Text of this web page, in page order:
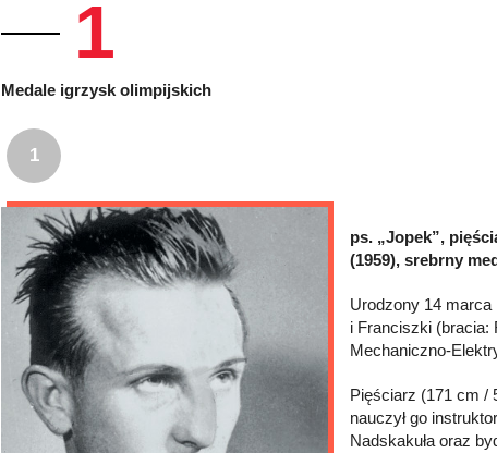
1
Medale igrzysk olimpijskich
1
ps. „Jopek”,
(1959), srebrny
Urodzony 14
i Franciszki (bracia:
Mechaniczno-
Pięściarz (171 cm /
nauczył go
Nadskakuła oraz